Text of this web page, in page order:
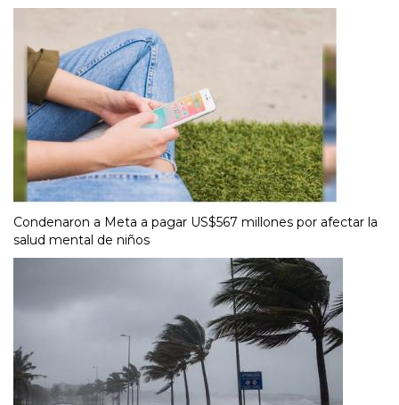
Condenaron a Meta a pagar US$567 millones por afectar la
salud mental de niños